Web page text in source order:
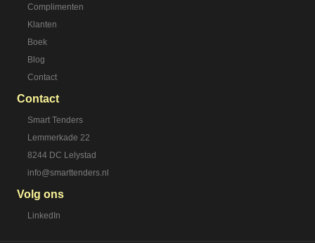
Complimenten
Klanten
Boek
Blog
Contact
Contact
Smart Tenders
Lemmerkade 22
8244 DC Lelystad
info@smarttenders.nl
Volg ons
LinkedIn